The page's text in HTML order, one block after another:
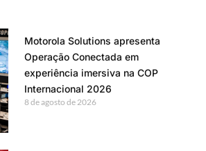
Motorola Solutions apresenta
Operação Conectada em
experiência imersiva na COP
Internacional 2026
8 de agosto de 2026